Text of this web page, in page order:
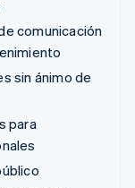
comunicación
sin ánimo de
para